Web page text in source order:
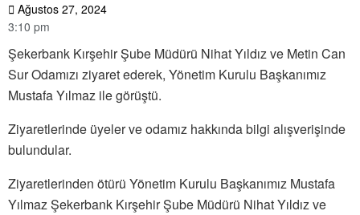
Ağustos 27, 2024
3:10 pm
Şekerbank Kırşehir Şube Müdürü Nihat Yıldız ve Metin Can
Sur Odamızı ziyaret ederek, Yönetim Kurulu Başkanımız
Mustafa Yılmaz ile görüştü.
Ziyaretlerinde üyeler ve odamız hakkında bilgi alışverişinde
bulundular.
Ziyaretlerinden ötürü Yönetim Kurulu Başkanımız Mustafa
Yılmaz Şekerbank Kırşehir Şube Müdürü Nihat Yıldız ve